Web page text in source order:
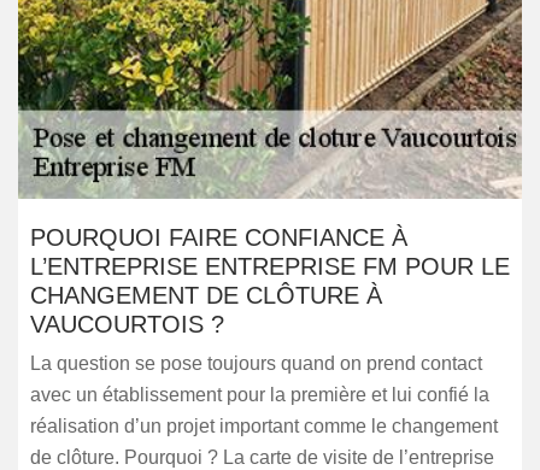
POURQUOI FAIRE CONFIANCE À
L’ENTREPRISE ENTREPRISE FM POUR LE
CHANGEMENT DE CLÔTURE À
VAUCOURTOIS ?
La question se pose toujours quand on prend contact
avec un établissement pour la première et lui confié la
réalisation d’un projet important comme le changement
de clôture. Pourquoi ? La carte de visite de l’entreprise